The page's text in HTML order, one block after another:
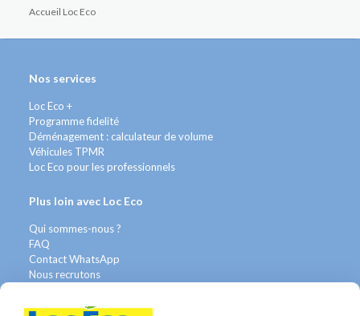
Accueil Loc Eco
Nos services
Loc Eco +
Programme fidelité
Déménagement : calculateur de volume
Véhicules TPMR
Loc Eco pour les professionnels
Plus loin avec Loc Eco
Qui sommes-nous ?
FAQ
Contact WhatsApp
Nous recrutons